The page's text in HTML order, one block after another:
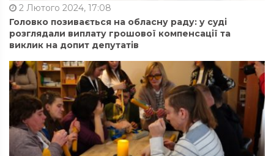
2 Лютого 2024, 17:08
Головко позивається на обласну раду: у суді
розглядали виплату грошової компенсації та
виклик на допит депутатів